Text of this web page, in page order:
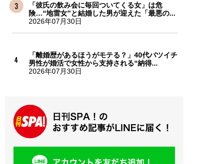
「彼氏の飲み会に毎回ついてくる女」は危
険…“地雷女”と結婚した男が迎えた「最悪の...
2026年07月30日
「離婚歴があるほうがモテる？」40代バツイチ
男性が婚活で女性から支持される“納得...
2026年07月30日